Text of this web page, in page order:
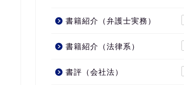
書籍紹介（弁護士実務）
書籍紹介（法律系）
書評（会社法）